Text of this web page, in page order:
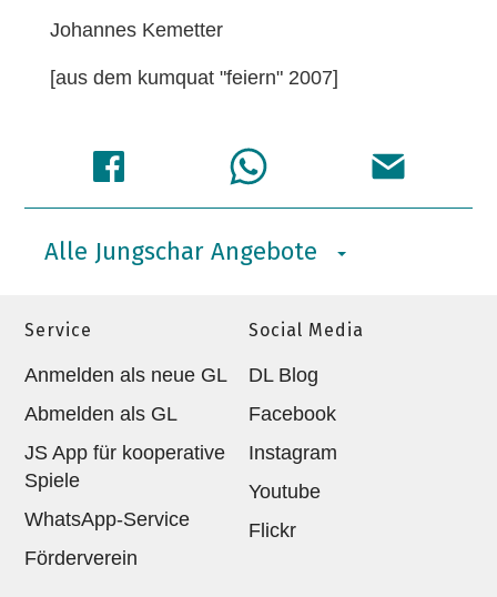
Johannes Kemetter
[aus dem kumquat "feiern" 2007]
Alle Jungschar Angebote
Service
Anmelden als neue GL
Abmelden als GL
JS App für kooperative
Spiele
WhatsApp-Service
Förderverein
Social Media
DL Blog
Facebook
Instagram
Youtube
Flickr